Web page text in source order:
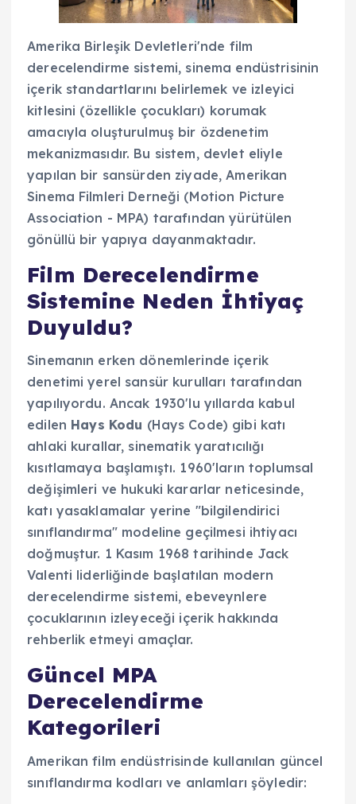
Amerika Birleşik Devletleri'nde film
derecelendirme sistemi, sinema endüstrisinin
içerik standartlarını belirlemek ve izleyici
kitlesini (özellikle çocukları) korumak
amacıyla oluşturulmuş bir özdenetim
mekanizmasıdır. Bu sistem, devlet eliyle
yapılan bir sansürden ziyade, Amerikan
Sinema Filmleri Derneği (Motion Picture
Association - MPA) tarafından yürütülen
gönüllü bir yapıya dayanmaktadır.
Film Derecelendirme
Sistemine Neden İhtiyaç
Duyuldu?
Sinemanın erken dönemlerinde içerik
denetimi yerel sansür kurulları tarafından
yapılıyordu. Ancak 1930'lu yıllarda kabul
edilen Hays Kodu (Hays Code) gibi katı
ahlaki kurallar, sinematik yaratıcılığı
kısıtlamaya başlamıştı. 1960'ların toplumsal
değişimleri ve hukuki kararlar neticesinde,
katı yasaklamalar yerine "bilgilendirici
sınıflandırma" modeline geçilmesi ihtiyacı
doğmuştur. 1 Kasım 1968 tarihinde Jack
Valenti liderliğinde başlatılan modern
derecelendirme sistemi, ebeveynlere
çocuklarının izleyeceği içerik hakkında
rehberlik etmeyi amaçlar.
Güncel MPA
Derecelendirme
Kategorileri
Amerikan film endüstrisinde kullanılan güncel
sınıflandırma kodları ve anlamları şöyledir: